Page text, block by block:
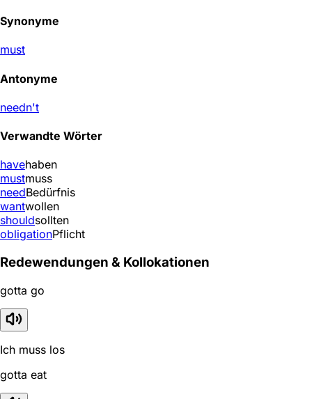
Synonyme
must
Antonyme
needn't
Verwandte Wörter
havehaben
mustmuss
needBedürfnis
wantwollen
shouldsollten
obligationPflicht
Redewendungen & Kollokationen
gotta go
Ich muss los
gotta eat